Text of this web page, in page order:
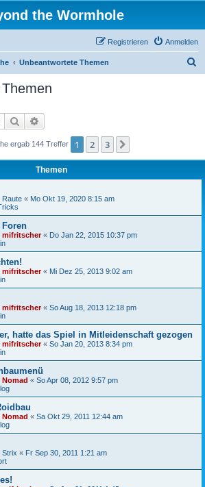
the Wormhole
Anmelden
Registrieren
Unbeantwortete Themen
Suche
ergab 144 Treffer 1 2 3
Themen
Raute « Mo Okt 19, 2020 8:15 am
mifritscher« Do Jan 22, 2015 10:37 pm
mifritscher« Mi Dez 25, 2013 9:02 am
mifritscher« So Aug 18, 2013 12:18 pm
hatte das Spiel in Mitleidenschaft gezogen
mifritscher« So Jan 20, 2013 8:34 pm
Nomad « So Apr 08, 2012 9:57 pm
Nomad « Sa Okt 29, 2011 12:44 am
Strix « Fr Sep 30, 2011 1:21 am